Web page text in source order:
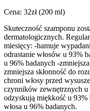
Cena: 32zł (200 ml)
Skuteczność szamponu
dermatologicznych.
miesięcy: -hamuje
odrastanie włosów u 93%
u 96% badanych -
zmniejsza skłonność do
chroni włosy przed
czynników zewnętrznych u
odzyskują miękkość u 93%
włosa u 96% badanych.